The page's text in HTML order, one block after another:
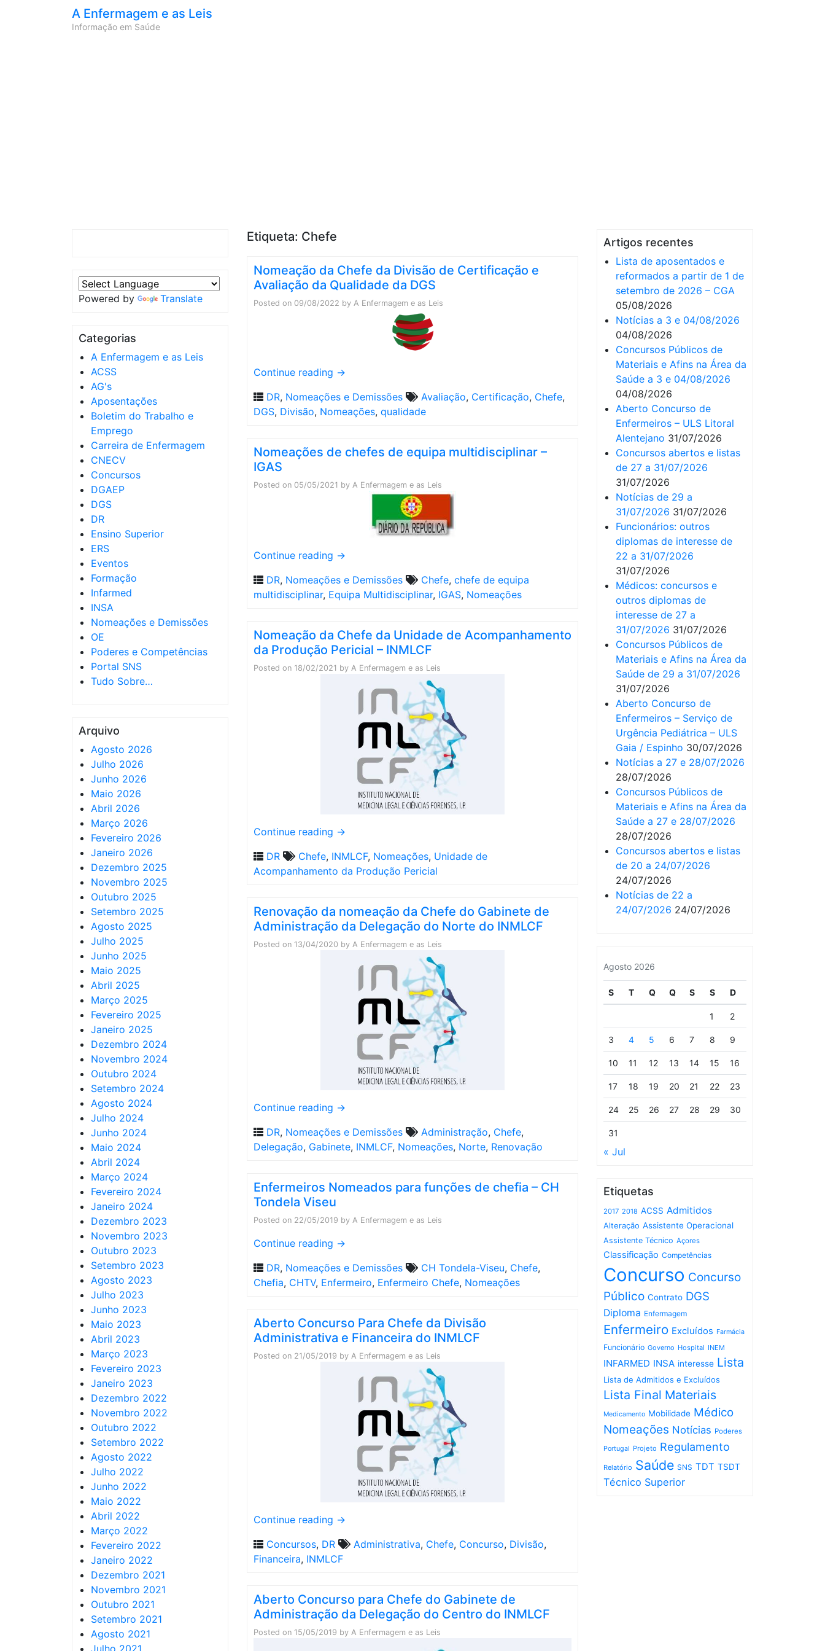
A Enfermagem e as Leis
Informação em Saúde
Powered by Translate
Categorias
A Enfermagem e as Leis
ACSS
AG's
Aposentações
Boletim do Trabalho e
Emprego
Carreira de Enfermagem
CNECV
Concursos
DGAEP
DGS
DR
Ensino Superior
ERS
Eventos
Formação
Infarmed
INSA
Nomeações e Demissões
OE
Poderes e Competências
Portal SNS
Tudo Sobre…
Arquivo
Agosto 2026
Julho 2026
Junho 2026
Maio 2026
Abril 2026
Março 2026
Fevereiro 2026
Janeiro 2026
Dezembro 2025
Novembro 2025
Outubro 2025
Setembro 2025
Agosto 2025
Julho 2025
Junho 2025
Maio 2025
Abril 2025
Março 2025
Fevereiro 2025
Janeiro 2025
Dezembro 2024
Novembro 2024
Outubro 2024
Setembro 2024
Agosto 2024
Julho 2024
Junho 2024
Maio 2024
Abril 2024
Março 2024
Fevereiro 2024
Janeiro 2024
Dezembro 2023
Novembro 2023
Outubro 2023
Setembro 2023
Agosto 2023
Julho 2023
Junho 2023
Maio 2023
Abril 2023
Março 2023
Fevereiro 2023
Janeiro 2023
Dezembro 2022
Novembro 2022
Outubro 2022
Setembro 2022
Agosto 2022
Julho 2022
Junho 2022
Maio 2022
Abril 2022
Março 2022
Fevereiro 2022
Janeiro 2022
Dezembro 2021
Novembro 2021
Outubro 2021
Setembro 2021
Agosto 2021
Julho 2021
Etiqueta: Chefe
Nomeação da Chefe da Divisão de Certificação e
Avaliação da Qualidade da DGS
Posted on 09/08/2022 by A Enfermagem e as Leis
Continue reading →
DR, Nomeações e Demissões Avaliação, Certificação, Chefe,
DGS, Divisão, Nomeações, qualidade
Nomeações de chefes de equipa multidisciplinar –
IGAS
Posted on 05/05/2021 by A Enfermagem e as Leis
Continue reading →
DR, Nomeações e Demissões Chefe, chefe de equipa
multidisciplinar, Equipa Multidisciplinar, IGAS, Nomeações
Nomeação da Chefe da Unidade de Acompanhamento
da Produção Pericial – INMLCF
Posted on 18/02/2021 by A Enfermagem e as Leis
Continue reading →
DR
Chefe, INMLCF, Nomeações, Unidade de
Acompanhamento da Produção Pericial
Renovação da nomeação da Chefe do Gabinete de
Administração da Delegação do Norte do INMLCF
Posted on 13/04/2020 by A Enfermagem e as Leis
Continue reading →
DR, Nomeações e Demissões Administração, Chefe,
Delegação, Gabinete, INMLCF, Nomeações, Norte, Renovação
Enfermeiros Nomeados para funções de chefia – CH
Tondela Viseu
Posted on 22/05/2019 by A Enfermagem e as Leis
Continue reading →
DR, Nomeações e Demissões CH Tondela-Viseu, Chefe,
Chefia, CHTV, Enfermeiro, Enfermeiro Chefe, Nomeações
Aberto Concurso Para Chefe da Divisão
Administrativa e Financeira do INMLCF
Posted on 21/05/2019 by A Enfermagem e as Leis
Continue reading →
Concursos, DR Administrativa, Chefe, Concurso, Divisão,
Financeira, INMLCF
Aberto Concurso para Chefe do Gabinete de
Administração da Delegação do Centro do INMLCF
Posted on 15/05/2019 by A Enfermagem e as Leis
Artigos recentes
Lista de aposentados e
reformados a partir de 1 de
setembro de 2026 – CGA
05/08/2026
Notícias a 3 e 04/08/2026
04/08/2026
Concursos Públicos de
Materiais e Afins na Área da
Saúde a 3 e 04/08/2026
04/08/2026
Aberto Concurso de
Enfermeiros – ULS Litoral
Alentejano 31/07/2026
Concursos abertos e listas
de 27 a 31/07/2026
31/07/2026
Notícias de 29 a
31/07/2026 31/07/2026
Funcionários: outros
diplomas de interesse de
22 a 31/07/2026
31/07/2026
Médicos: concursos e
outros diplomas de
interesse de 27 a
31/07/2026 31/07/2026
Concursos Públicos de
Materiais e Afins na Área da
Saúde de 29 a 31/07/2026
31/07/2026
Aberto Concurso de
Enfermeiros – Serviço de
Urgência Pediátrica – ULS
Gaia / Espinho 30/07/2026
Notícias a 27 e 28/07/2026
28/07/2026
Concursos Públicos de
Materiais e Afins na Área da
Saúde a 27 e 28/07/2026
28/07/2026
Concursos abertos e listas
de 20 a 24/07/2026
24/07/2026
Notícias de 22 a
24/07/2026 24/07/2026
Agosto 2026
S T Q Q S S D
1 2
3 4 5 6 7 8 9
10 11 12 13 14 15 16
17 18 19 20 21 22 23
24 25 26 27 28 29 30
31
« Jul
Etiquetas
2017 2018 ACSS Admitidos
Alteração Assistente Operacional
Assistente Técnico Açores
Classificação Competências
Concurso Concurso
Público Contrato DGS
Diploma Enfermagem
Enfermeiro Excluídos Farmácia
Funcionário Governo Hospital INEM
INFARMED INSA interesse Lista
Lista de Admitidos e Excluídos
Lista Final Materiais
Medicamento Mobilidade Médico
Nomeações Notícias Poderes
Portugal Projeto Regulamento
Relatório Saúde SNS TDT TSDT
Técnico Superior